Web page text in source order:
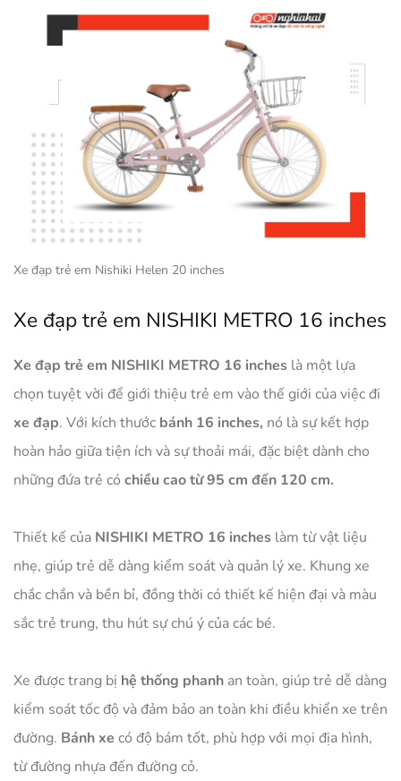
Xe đạp trẻ em Nishiki Helen 20 inches
Xe đạp trẻ em NISHIKI METRO 16 inches
Xe đạp trẻ em NISHIKI METRO 16 inches là một lựa
chọn tuyệt vời để giới thiệu trẻ em vào thế giới của việc đi
xe đạp. Với kích thước bánh 16 inches, nó là sự kết hợp
hoàn hảo giữa tiện ích và sự thoải mái, đặc biệt dành cho
những đứa trẻ có chiều cao từ 95 cm đến 120 cm.
Thiết kế của NISHIKI METRO 16 inches làm từ vật liệu
nhẹ, giúp trẻ dễ dàng kiểm soát và quản lý xe. Khung xe
chắc chắn và bền bỉ, đồng thời có thiết kế hiện đại và màu
sắc trẻ trung, thu hút sự chú ý của các bé.
Xe được trang bị hệ thống phanh an toàn, giúp trẻ dễ dàng
kiểm soát tốc độ và đảm bảo an toàn khi điều khiển xe trên
đường. Bánh xe có độ bám tốt, phù hợp với mọi địa hình,
từ đường nhựa đến đường cỏ.